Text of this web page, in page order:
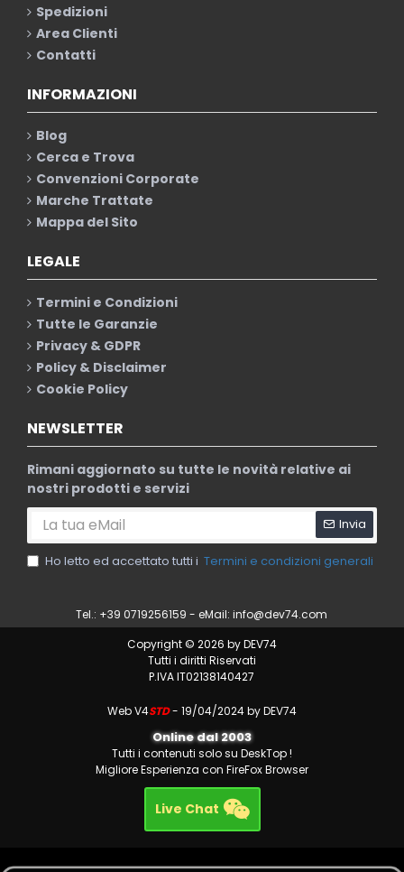
Spedizioni
Area Clienti
Contatti
INFORMAZIONI
Blog
Cerca e Trova
Convenzioni Corporate
Marche Trattate
Mappa del Sito
LEGALE
Termini e Condizioni
Tutte le Garanzie
Privacy & GDPR
Policy & Disclaimer
Cookie Policy
NEWSLETTER
Rimani aggiornato su tutte le novità relative ai
nostri prodotti e servizi
Invia
Ho letto ed accettato tutti i Termini e condizioni generali
Tel.: +39 0719256159 - eMail:info@dev74.com
Copyright © 2026 by DEV74
Tutti i diritti Riservati
P.IVA IT02138140427
Web V4STD- 19/04/2024 by DEV74
Online dal 2003
Tutti i contenuti solo su DeskTop !
Migliore Esperienza con FireFox Browser
Live Chat